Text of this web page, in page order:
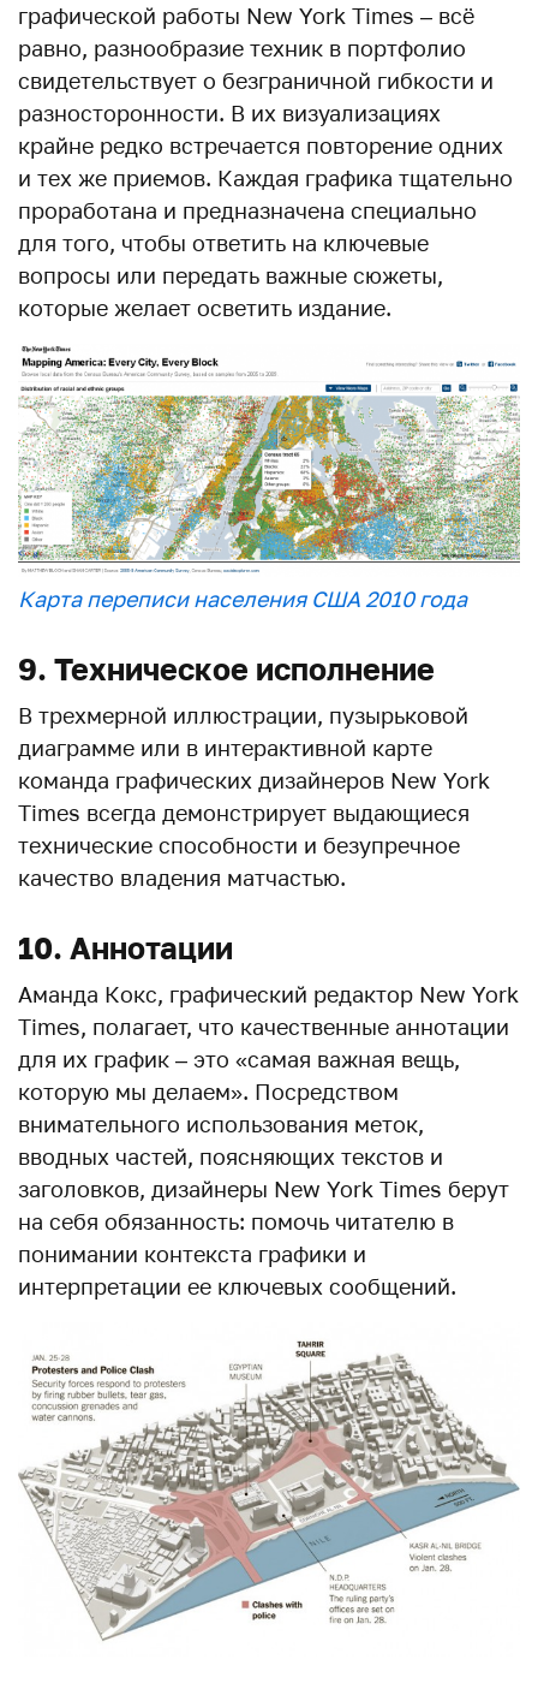
графической работы New York Times – всё
равно, разнообразие техник в портфолио
свидетельствует о безграничной гибкости и
разносторонности. В их визуализациях
крайне редко встречается повторение одних
и тех же приемов. Каждая графика тщательно
проработана и предназначена специально
для того, чтобы ответить на ключевые
вопросы или передать важные сюжеты,
которые желает осветить издание.
Карта переписи населения США 2010 года
9. Техническое исполнение
В трехмерной иллюстрации, пузырьковой
диаграмме или в интерактивной карте
команда графических дизайнеров New York
Times всегда демонстрирует выдающиеся
технические способности и безупречное
качество владения матчастью.
10. Аннотации
Аманда Кокс, графический редактор New York
Times, полагает, что качественные аннотации
для их график – это «самая важная вещь,
которую мы делаем». Посредством
внимательного использования меток,
вводных частей, поясняющих текстов и
заголовков, дизайнеры New York Times берут
на себя обязанность: помочь читателю в
понимании контекста графики и
интерпретации ее ключевых сообщений.